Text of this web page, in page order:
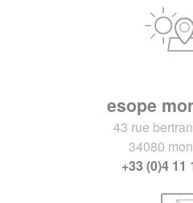
esope
43 rue
34080
+33 (0)4 11